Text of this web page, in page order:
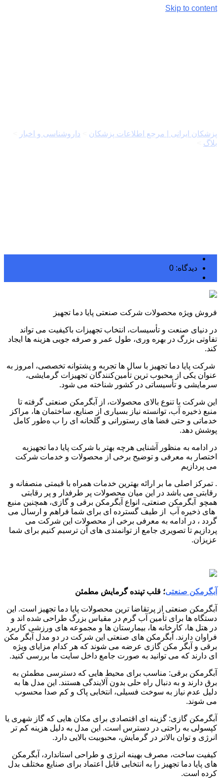
Skip to content
پزشکان ایرانی | مرجع اطلاعات پزشکان داروشناسی و اخبار
بلاگ
دیدگاه: 0
فروش ویژه محصولات شرکت صنعتی پایا دما تجهیز
در دنیای صنعت و تأسیسات، انتخاب تجهیزات باکیفیت می ‌تواند
تفاوتی بزرگ در بهره ‌وری، طول عمر و صرفه ‌جویی هزینه ‌ها ایجاد
کند.
شرکت پایا دما تجهیز با سال‌ ها تجربه و پشتوانه تخصصی، امروز به‌
عنوان یکی از محبوب ترین تأمین‌کنندگان تجهیزات گرمایشی،
سرمایشی و تأسیساتی در کشور شناخته می ‌شود.
این شرکت با تنوع بالای محصولات، از آبگرمکن صنعتی گرفته تا
منبع ذخیره آب، توانسته نیاز بسیاری از صنایع، ساختمان ‌ها، مراکز
خدماتی و حتی فضا های رستورانی و گلخانه ‌ای را ب ه‌طور کامل
پوشش دهد.
در ادامه به منظور آشنایی هرچه بهتر با شرکت پایا دما تجهیزبه
اختصار به معرفی و توضیح برخی از محصولات و خدمات شرکت
می پردازیم
. تمرکز اصلی ما بر ارائه بهترین خدمات همراه با قیمتی منصفانه و
رقابتی می باشد در این میان محصولات پر طرفدار و پر رقابتی
همچو آبگرمکن صنعتی، انواع آبگرمکن برقی و گازی، همچنین منبع
های ذخیره آب از طیف گسترده ای برای شما فراهم و ارسال می
گردد ، در ادامه به معرفی برخی از محصولات این شرکت می
پردازیم تا تصویری جامع از توانمندی ‌های آن ترسیم کنیم برای شما
عزیزان.
آبگرمکن صنعتی؛ قلب تپنده گرمایش مطمئن
آبگرمکن صنعتی از پرتقاضا ترین محصولات پایا دما تجهیز است. این
دستگاه ‌ها برای تأمین آب گرم در مقیاس بزرگ طراحی شده ‌اند و
در هتل ‌ها، کارخانه ‌ها، بیمارستان ‌ها و مجموعه ‌های ورزشی کاربرد
فراوان دارند. آبگرمکن‌ های صنعتی این شرکت در دو مدل آبگر مکن
برقی و آبگر مکن گازی عرضه می ‌شوند که هر کدام مزایای ویژه
‌ای دارند که می توانید به صورت جامع داخل سایت ما بررسی کنید.
آبگرمکن برقی: مناسب برای محیط ‌هایی که دسترسی مطمئن به
برق دارند و به دنبال راه‌ حلی بدون آلایندگی هستند. این مدل‌ ها به
دلیل عدم نیاز به سوخت فسیلی، انتخابی پاک و کم ‌صدا محسوب
می ‌شوند.
آبگرمکن گازی: گزینه ‌ای اقتصادی برای مکان ‌هایی که گاز شهری یا
کپسولی به ‌راحتی در دسترس است. این مدل به دلیل هزینه کم تر
انرژی و توان بالاتر در گرمایش، محبوبیت بالایی دارد.
کیفیت ساخت، مصرف بهینه انرژی و طراحی استاندارد، آبگرمکن
‌های پایا دما تجهیز را به انتخابی قابل اعتماد برای صنایع مختلف بدل
کرده است.